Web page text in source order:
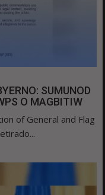
SUMUNOD
O MAGBITIW
of General and Flag